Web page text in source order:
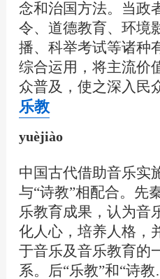
念和治国方法。当政
令、道德教育、环境
播、科举考试等诸种
综合运用，将主流价
众普及，使之深入民
乐教
yuèjiào
中国古代借助音乐实
与“诗教”相配合。先
乐教育成果，认为音
化人心，培养人格，
于音乐及音乐教育的
系。后“乐教”和“诗